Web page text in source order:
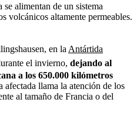
alimentan de un sistema
volcánicos altamente permeables.
en la Antártida
el invierno, dejando al
a los 650.000 kilómetros
afectada llama la atención de los
al tamaño de Francia o del